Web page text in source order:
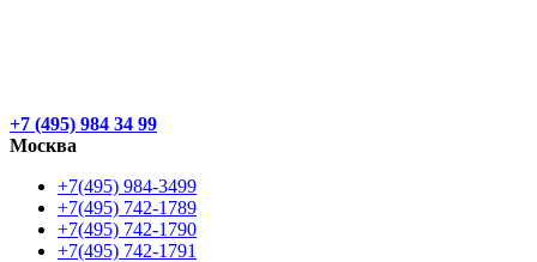
+7 (495) 984 34 99
Москва
+7(495) 984-3499
+7(495) 742-1789
+7(495) 742-1790
+7(495) 742-1791